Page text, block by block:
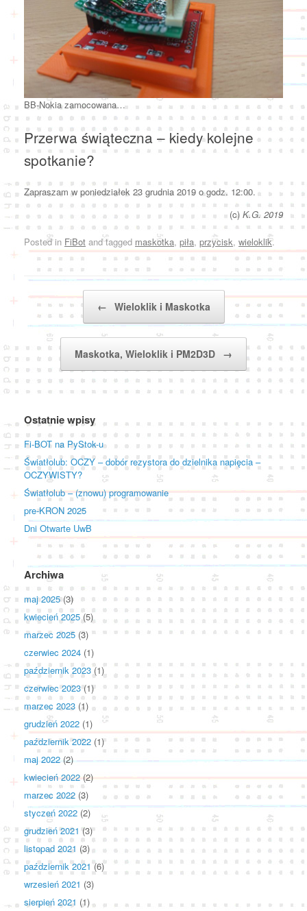
BB-Nokia zamocowana…
Przerwa świąteczna – kiedy kolejne
spotkanie?
Zapraszam w poniedziałek 23 grudnia 2019 o godz. 12:00.
(c) K.G. 2019
Posted in FiBot and tagged maskotka, piła, przycisk, wieloklik.
Post navigation
← Wieloklik i Maskotka
Maskotka, Wieloklik i PM2D3D →
Ostatnie wpisy
Fi-BOT na PyStok-u
Światłolub: OCZY – dobór rezystora do dzielnika napięcia –
OCZYWISTY?
Światłolub – (znowu) programowanie
pre-KRON 2025
Dni Otwarte UwB
Archiwa
maj 2025(3)
kwiecień 2025(5)
marzec 2025 (3)
czerwiec 2024 (1)
październik 2023(1)
czerwiec 2023(1)
marzec 2023 (1)
grudzień 2022 (1)
październik 2022 (1)
maj 2022(2)
kwiecień 2022(2)
marzec 2022 (3)
styczeń 2022 (2)
grudzień 2021 (3)
listopad 2021 (3)
październik 2021(6)
wrzesień 2021 (3)
sierpień 2021 (1)